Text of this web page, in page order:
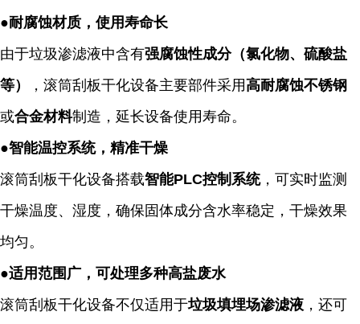
●耐腐蚀材质，使用寿命长
由于垃圾渗滤液中含有强腐蚀性成分（氯化物、硫酸盐
等）
， 滚筒刮板干化设备主要部件采用高耐腐蚀不锈钢
或合金材料制造，延长设备使用寿命。
●智能温控系统，精准干燥
滚筒刮板干化设备搭载智能PLC控制系统，可实时监测
干燥温度、湿度，确保固体成分含水率稳定，干燥效果
均匀。
●适用范围广，可处理多种高盐废水
滚筒刮板干化设备不仅适用于垃圾填埋场渗滤液 ，还可